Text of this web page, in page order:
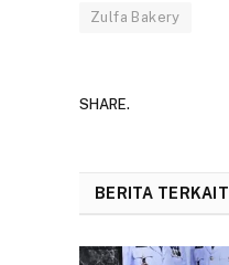
Zulfa Bakery
SHARE.
BERITA TERKAIT